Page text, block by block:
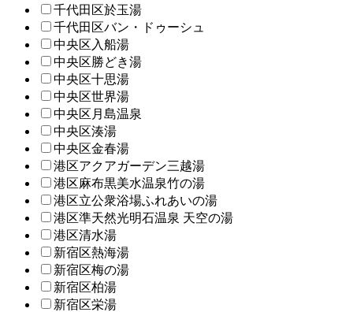
千代田区於玉湯
千代田区バン・ドゥーシュ
中央区入船湯
中央区勝どき湯
中央区十思湯
中央区世界湯
中央区月島温泉
中央区湊湯
中央区金春湯
港区アクアガーデン三越湯
港区麻布黒美水温泉竹の湯
港区立公衆浴場ふれあいの湯
港区準天然光明石温泉 天空の湯
港区清水湯
新宿区熱海湯
新宿区梅の湯
新宿区柏湯
新宿区栄湯